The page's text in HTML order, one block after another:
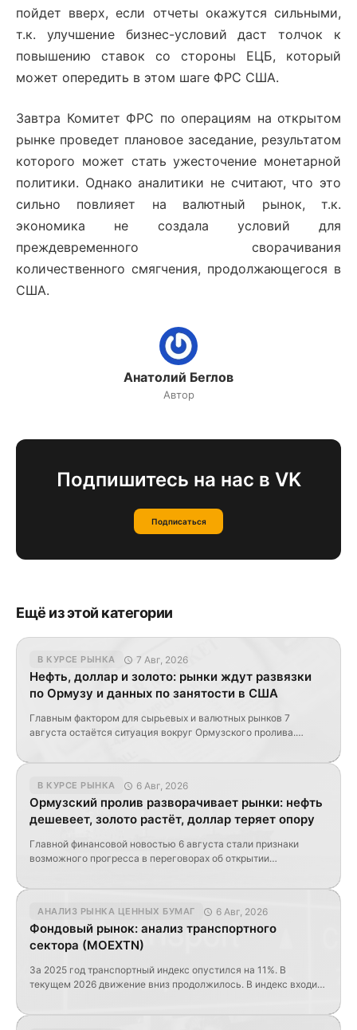
пойдет вверх, если отчеты окажутся сильными,
т.к. улучшение бизнес-условий даст толчок к
повышению ставок со стороны ЕЦБ, который
может опередить в этом шаге ФРС США.
Завтра Комитет ФРС по операциям на открытом
рынке проведет плановое заседание, результатом
которого может стать ужесточение монетарной
политики. Однако аналитики не считают, что это
сильно повлияет на валютный рынок, т.к.
экономика не создала условий для
преждевременного сворачивания
количественного смягчения, продолжающегося в
США.
Анатолий Беглов
Автор
Подпишитесь на нас в VK
Подписаться
Ещё из этой категории
В КУРСЕ РЫНКА 7 Авг, 2026
Нефть, доллар и золото: рынки ждут развязки
по Ормузу и данных по занятости в США
Главным фактором для сырьевых и валютных рынков 7
августа остаётся ситуация вокруг Ормузского пролива.
Одновременно рынки ждут свежих данных по занятости в
США, которые могут изменить прогноз по процентным ставкам
ФРС. Нефть возвращает геополитические риски Иран
В КУРСЕ РЫНКА 6 Авг, 2026
Ормузский пролив разворачивает рынки: нефть
дешевеет, золото растёт, доллар теряет опору
Главной финансовой новостью 6 августа стали признаки
возможного прогресса в переговорах об открытии
пока торгуют не свершившийся факт, а вероятность
дипломатической развязки. Дипломатия вытесняет
геополитические риски Иран сообщил о достижении
АНАЛИЗ РЫНКА ЦЕННЫХ БУМАГ 6 Авг, 2026
Фондовый рынок: анализ транспортного
сектора (MOEXTN)
За 2025 год транспортный индекс опустился на 11%. В
текущем 2026 движение вниз продолжилось. В индекс входит